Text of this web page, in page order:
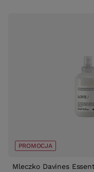
PROMOCJA
Mleczko Davines